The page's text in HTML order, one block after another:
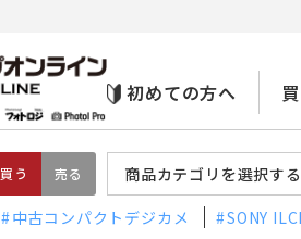
初めての方へ
買う 売る 商品カテゴリを選択する
中古コンパクトデジカメ SONY